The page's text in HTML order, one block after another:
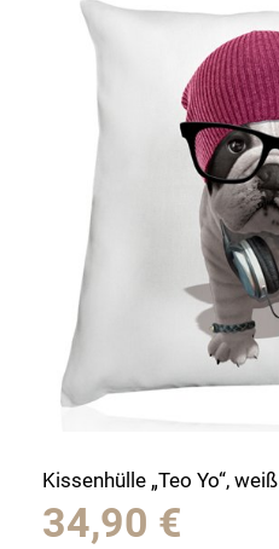
Kissenhülle „Teo Yo“, weiß
34,90 €